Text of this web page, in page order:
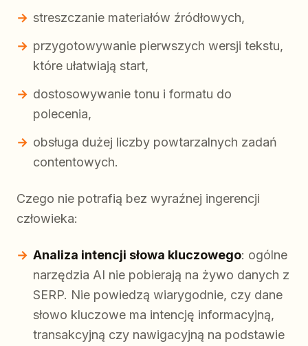
streszczanie materiałów źródłowych,
przygotowywanie pierwszych wersji tekstu,
które ułatwiają start,
dostosowywanie tonu i formatu do
polecenia,
obsługa dużej liczby powtarzalnych zadań
contentowych.
Czego nie potrafią bez wyraźnej ingerencji
człowieka:
Analiza intencji słowa kluczowego: ogólne
narzędzia AI nie pobierają na żywo danych z
SERP. Nie powiedzą wiarygodnie, czy dane
słowo kluczowe ma intencję informacyjną,
transakcyjną czy nawigacyjną na podstawie